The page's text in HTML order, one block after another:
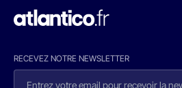
RECEVEZ NOTRE NEWSLETTER